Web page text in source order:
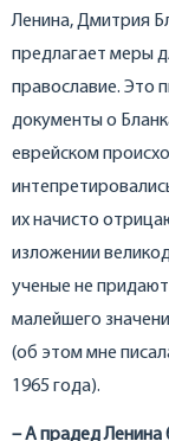
Ленина, Дмитрия
предлагает меры
православие. Это
документы о
еврейском
их начисто
изложении
ученые не
малейшего
(об этом мне
1965 года).
– А прадед Ленина